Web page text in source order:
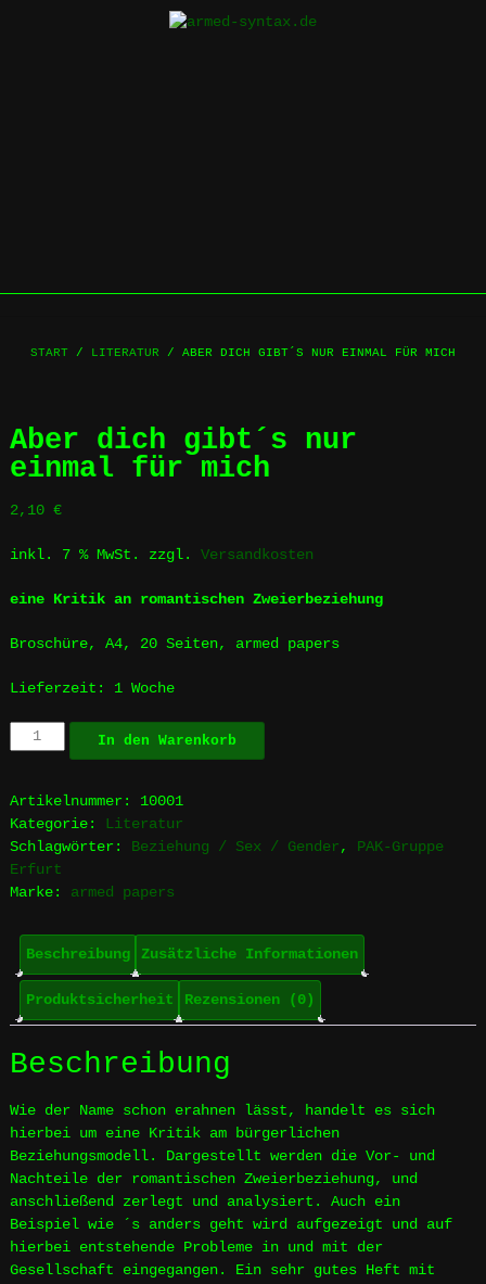
START / LITERATUR / ABER DICH GIBT´S NUR EINMAL FÜR MICH
Aber dich gibt´s nur
einmal für mich
2,10 €
inkl. 7 % MwSt. zzgl. Versandkosten
eine Kritik an romantischen Zweierbeziehung
Broschüre, A4, 20 Seiten, armed papers
Lieferzeit: 1 Woche
Aber
dich
´s
nur
einmal
für
mich
In den Warenkorb
Artikelnummer: 10001
Kategorie: Literatur
Schlagwörter: Beziehung / Sex / Gender, PAK-Gruppe
Erfurt
Marke: armed papers
Beschreibung Zusätzliche Informationen
Produktsicherheit Rezensionen (0)
Beschreibung
Wie der Name schon erahnen lässt, handelt es sich
hierbei um eine Kritik am bürgerlichen
Beziehungsmodell. Dargestellt werden die Vor- und
Nachteile der romantischen Zweierbeziehung, und
anschließend zerlegt und analysiert. Auch ein
Beispiel wie ´s anders geht wird aufgezeigt und auf
hierbei entstehende Probleme in und mit der
Gesellschaft eingegangen. Ein sehr gutes Heft mit